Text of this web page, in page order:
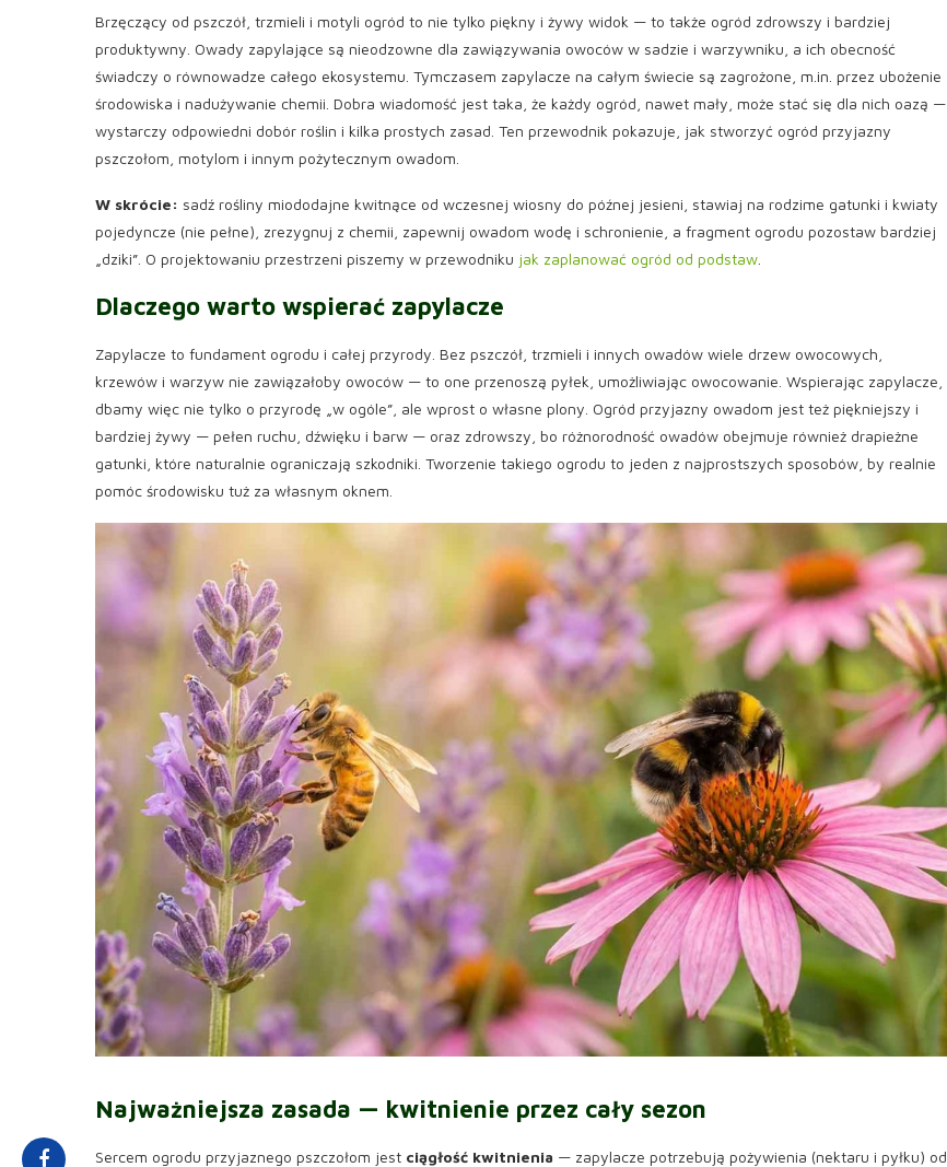
Brzęczący od pszczół, trzmieli i motyli ogród to nie tylko piękny i żywy widok — to także ogród zdrowszy i bardziej
produktywny. Owady zapylające są nieodzowne dla zawiązywania owoców w sadzie i warzywniku, a ich obecność
świadczy o równowadze całego ekosystemu. Tymczasem zapylacze na całym świecie są zagrożone, m.in. przez ubożenie
środowiska i nadużywanie chemii. Dobra wiadomość jest taka, że każdy ogród, nawet mały, może stać się dla nich oazą —
wystarczy odpowiedni dobór roślin i kilka prostych zasad. Ten przewodnik pokazuje, jak stworzyć ogród przyjazny
pszczołom, motylom i innym pożytecznym owadom.
W skrócie: sadź rośliny miododajne kwitnące od wczesnej wiosny do późnej jesieni, stawiaj na rodzime gatunki i kwiaty
pojedyncze (nie pełne), zrezygnuj z chemii, zapewnij owadom wodę i schronienie, a fragment ogrodu pozostaw bardziej
„dziki”. O projektowaniu przestrzeni piszemy w przewodniku jak zaplanować ogród od podstaw
Dlaczego warto wspierać zapylacze
Zapylacze to fundament ogrodu i całej przyrody. Bez pszczół, trzmieli i innych owadów wiele drzew owocowych,
krzewów i warzyw nie zawiązałoby owoców — to one przenoszą pyłek, umożliwiając owocowanie. Wspierając zapylacze,
dbamy więc nie tylko o przyrodę „w ogóle”, ale wprost o własne plony. Ogród przyjazny owadom jest też piękniejszy i
bardziej żywy — pełen ruchu, dźwięku i barw — oraz zdrowszy, bo różnorodność owadów obejmuje również drapieżne
gatunki, które naturalnie ograniczają szkodniki. Tworzenie takiego ogrodu to jeden z najprostszych sposobów, by realnie
pomóc środowisku tuż za własnym oknem.
Najważniejsza zasada — kwitnienie przez cały sezon
Sercem ogrodu przyjaznego pszczołom jest ciągłość kwitnienia — zapylacze potrzebują pożywienia (nektaru i pyłku) od